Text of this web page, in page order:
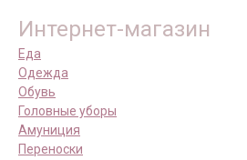
Интернет-магазин
Еда
Одежда
Обувь
Головные уборы
Амуниция
Переноски